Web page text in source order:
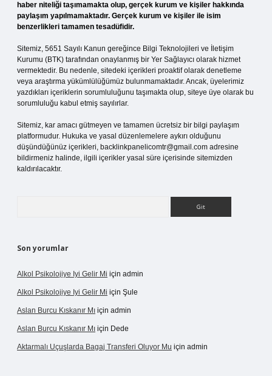
haber niteliği taşımamakta olup, gerçek kurum ve kişiler hakkında
paylaşım yapılmamaktadır. Gerçek kurum ve kişiler ile isim
benzerlikleri tamamen tesadüfidir.
Sitemiz, 5651 Sayılı Kanun gereğince Bilgi Teknolojileri ve İletişim
Kurumu (BTK) tarafından onaylanmış bir Yer Sağlayıcı olarak hizmet
vermektedir. Bu nedenle, sitedeki içerikleri proaktif olarak denetleme
veya araştırma yükümlülüğümüz bulunmamaktadır. Ancak, üyelerimiz
yazdıkları içeriklerin sorumluluğunu taşımakta olup, siteye üye olarak bu
sorumluluğu kabul etmiş sayılırlar.
Sitemiz, kar amacı gütmeyen ve tamamen ücretsiz bir bilgi paylaşım
platformudur. Hukuka ve yasal düzenlemelere aykırı olduğunu
düşündüğünüz içerikleri, backlinkpanelicomtr@gmail.com adresine
bildirmeniz halinde, ilgili içerikler yasal süre içerisinde sitemizden
kaldırılacaktır.
Son yorumlar
Alkol Psikolojiye Iyi Gelir Mi için admin
Alkol Psikolojiye Iyi Gelir Mi için Şule
Aslan Burcu Kıskanır Mı için admin
Aslan Burcu Kıskanır Mı için Dede
Aktarmalı Uçuşlarda Bagaj Transferi Oluyor Mu için admin